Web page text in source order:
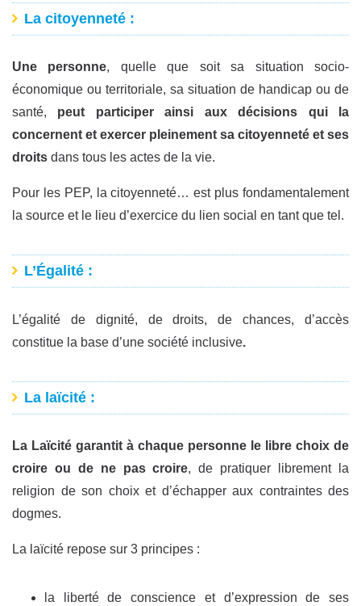
La citoyenneté:
Une personne, quelle que soit sa situation socio-
économique ou territoriale, sa situation de handicap ou de
santé, peut participer ainsi aux décisions qui la
concernent et exercer pleinement sa citoyenneté et ses
droits dans tous les actes de la vie.
Pour les PEP, la citoyenneté… est plus fondamentalement
la source et le lieu d’exercice du lien social en tant que tel.
L’Égalité :
L’égalité de dignité, de droits, de chances, d’accès
constitue la base d’une société inclusive.
La laïcité:
La Laïcité garantit à chaque personne le libre choix de
croire ou de ne pas croire, de pratiquer librement la
religion de son choix et d’échapper aux contraintes des
dogmes.
La laïcité repose sur 3 principes :
la liberté de conscience et d’expression de ses